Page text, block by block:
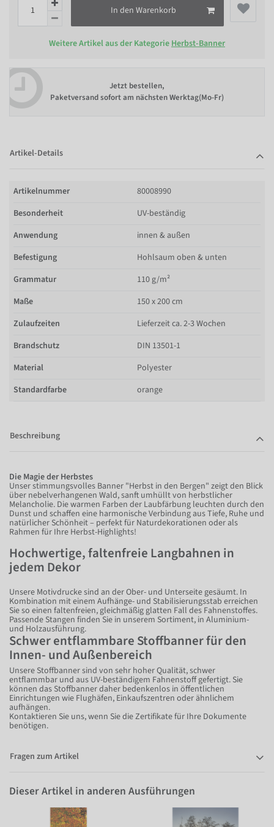
In den Warenkorb
Weitere Artikel aus der Kategorie Herbst-Banner
Jetzt bestellen,
Paketversand sofort am nächsten Werktag(Mo-Fr)
Artikel-Details
Artikelnummer
80008990
Besonderheit
UV-beständig
Anwendung
innen & außen
Befestigung
Hohlsaum oben & unten
Grammatur
110 g/m²
Maße
150 x 200 cm
Zulaufzeiten
Lieferzeit ca. 2-3 Wochen
Brandschutz
DIN 13501-1
Material
Polyester
Standardfarbe
orange
Beschreibung
Die Magie der Herbstes
Unser stimmungsvolles Banner "Herbst in den Bergen" zeigt den Blick
über nebelverhangenen Wald, sanft umhüllt von herbstlicher
Melancholie. Die warmen Farben der Laubfärbung leuchten durch den
Dunst und schaffen eine harmonische Verbindung aus Tiefe, Ruhe und
natürlicher Schönheit – perfekt für Naturdekorationen oder als
Rahmen für Ihre Herbst-Highlights!
Hochwertige, faltenfreie Langbahnen in
jedem Dekor
Unsere Motivdrucke sind an der Ober- und Unterseite gesäumt. In
Kombination mit einem Aufhänge- und Stabilisierungsstab erreichen
Sie so einen faltenfreien, gleichmäßig glatten Fall des Fahnenstoffes.
Passende Stangen finden Sie in unserem Sortiment, in Aluminium-
und Holzausführung.
Schwer entflammbare Stoffbanner für den
Innen- und Außenbereich
Unsere Stoffbanner sind von sehr hoher Qualität, schwer
entflammbar und aus UV-beständigem Fahnenstoff gefertigt. Sie
können das Stoffbanner daher bedenkenlos in öffentlichen
Einrichtungen wie Flughäfen, Einkaufszentren oder ähnlichem
aufhängen.
Kontaktieren Sie uns, wenn Sie die Zertifikate für Ihre Dokumente
benötigen.
Fragen zum Artikel
Dieser Artikel in anderen Ausführungen